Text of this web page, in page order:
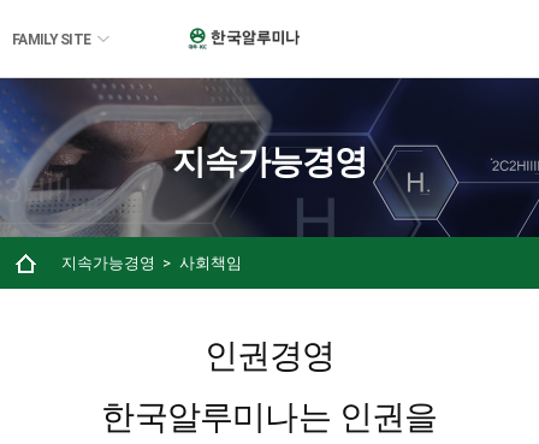
FAMILY SITE
지속가능경영
지속가능경영 사회책임
인권경영
한국알루미나는 인권을